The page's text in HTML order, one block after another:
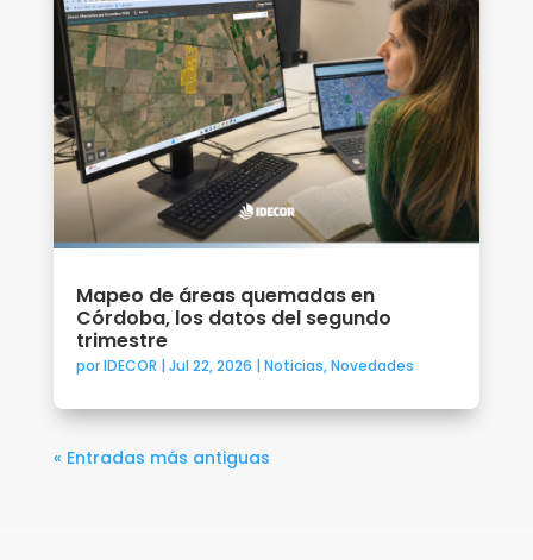
Mapeo de áreas quemadas en
Córdoba, los datos del segundo
trimestre
porIDECOR | Jul 22, 2026 | Noticias,Novedades
« Entradas más antiguas